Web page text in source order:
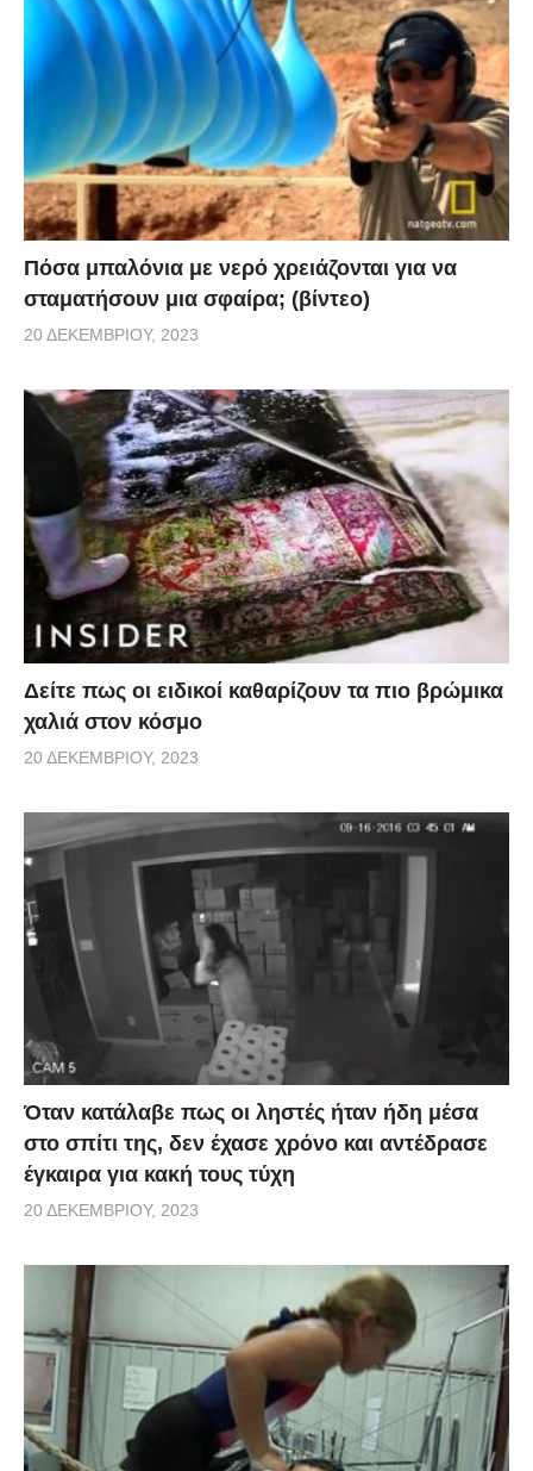
Πόσα μπαλόνια με νερό χρειάζονται για να
σταματήσουν μια σφαίρα; (βίντεο)
20 ΔΕΚΕΜΒΡΊΟΥ, 2023
Δείτε πως οι ειδικοί καθαρίζουν τα πιο βρώμικα
χαλιά στον κόσμο
20 ΔΕΚΕΜΒΡΊΟΥ, 2023
Όταν κατάλαβε πως οι ληστές ήταν ήδη μέσα
στο σπίτι της, δεν έχασε χρόνο και αντέδρασε
έγκαιρα για κακή τους τύχη
20 ΔΕΚΕΜΒΡΊΟΥ, 2023